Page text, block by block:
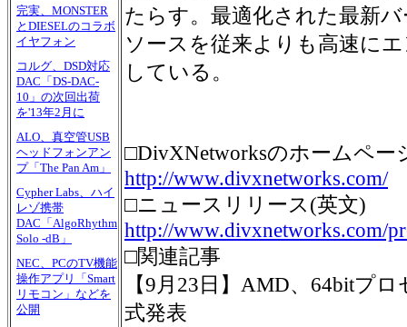
完実、MONSTER
とDIESELのコラボ
イヤフォン
コルグ、DSD対応
DAC「DS-DAC-
10」の次回出荷
を'13年2月に
ALO、真空管USB
ヘッドフォンアン
プ「The Pan Am」
Cypher Labs、ハイ
レゾ携帯
DAC「AlgoRhythm
Solo -dB」
NEC、PCのTV機能
操作アプリ「Smart
リモコン」などを
公開
たらす。最適化された最新
ソースを従来よりも高速に
している。
□DivXNetworksのホームペー
http://www.divxnetworks.com/
□ニュースリリース(英文)
http://www.divxnetworks.com/
□関連記事
【9月23日】AMD、64bitプ
式発表